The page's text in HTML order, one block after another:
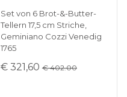
Set von 6 Brot-&-Butter-
Tellern 17,5 cm Striche,
Geminiano Cozzi Venedig
1765
€ 321,60 € 402.00